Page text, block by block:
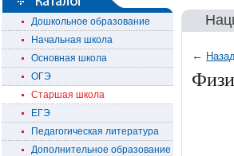
Дошкольное образование
Начальная школа
Основная школа
ОГЭ
Старшая школа
ЕГЭ
Педагогическая литература
Дополнительное образование
←